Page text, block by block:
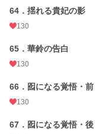
64．揺れる貴妃の影
130
65．華鈴の告白
130
66．囮になる覚悟・前
130
67．囮になる覚悟・後